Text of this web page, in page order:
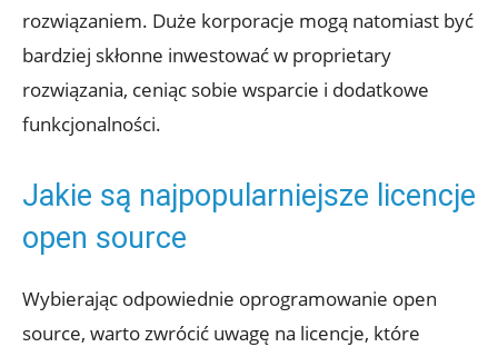
rozwiązaniem. Duże korporacje mogą natomiast być
bardziej skłonne inwestować w proprietary
rozwiązania, ceniąc sobie wsparcie i dodatkowe
funkcjonalności.
Jakie są najpopularniejsze licencje
open source
Wybierając odpowiednie oprogramowanie open
source, warto zwrócić uwagę na licencje, które